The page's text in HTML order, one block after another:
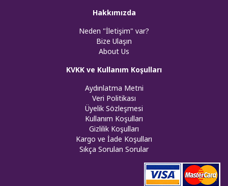
Hakkımızda
Neden "İletişim" var?
Bize Ulaşın
About Us
KVKK ve Kullanım Koşulları
Aydınlatma Metni
Veri Politikası
Üyelik Sözleşmesi
Kullanım Koşulları
Gizlilik Koşulları
Kargo ve İade Koşulları
Sıkça Sorulan Sorular